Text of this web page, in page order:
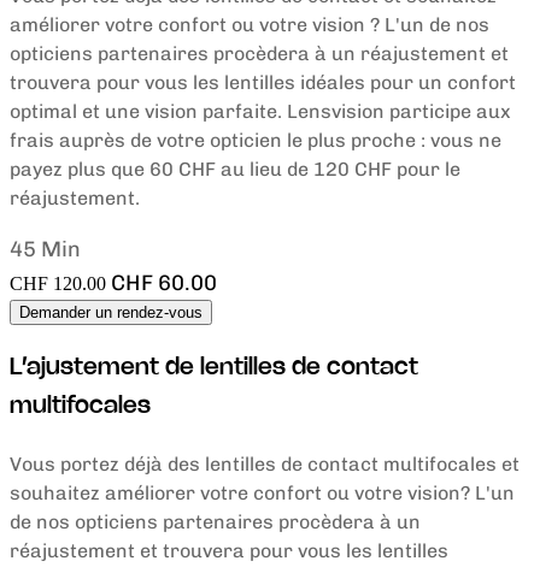
améliorer votre confort ou votre vision ? L'un de nos
opticiens partenaires procèdera à un réajustement et
trouvera pour vous les lentilles idéales pour un confort
optimal et une vision parfaite. Lensvision participe aux
frais auprès de votre opticien le plus proche : vous ne
payez plus que 60 CHF au lieu de 120 CHF pour le
réajustement.
45 Min
CHF 120.00 CHF 60.00
Demander un rendez-vous
L’ajustement de lentilles de contact
multifocales
Vous portez déjà des lentilles de contact multifocales et
souhaitez améliorer votre confort ou votre vision? L'un
de nos opticiens partenaires procèdera à un
réajustement et trouvera pour vous les lentilles